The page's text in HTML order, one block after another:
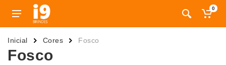
0
Inicial Cores Fosco
Fosco